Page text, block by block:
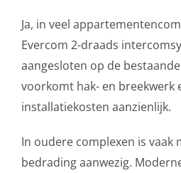
Doelgroep
Contact
Referenties
Offerte aanvragen
Ja, in veel
Evercom 2-draads
aangesloten op de
voorkomt hak- en breekwerk
installatiekosten aanzienlijk.
In oudere complexen is vaak
bedrading aanwezig.